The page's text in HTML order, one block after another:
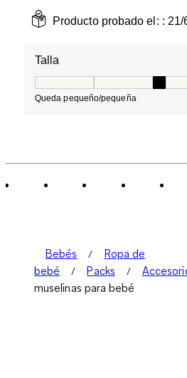
Producto probado el: : 21/
Talla
Queda pequeño/pequeña
Bebés
Ropa de
bebé
Packs
muselinas para bebé